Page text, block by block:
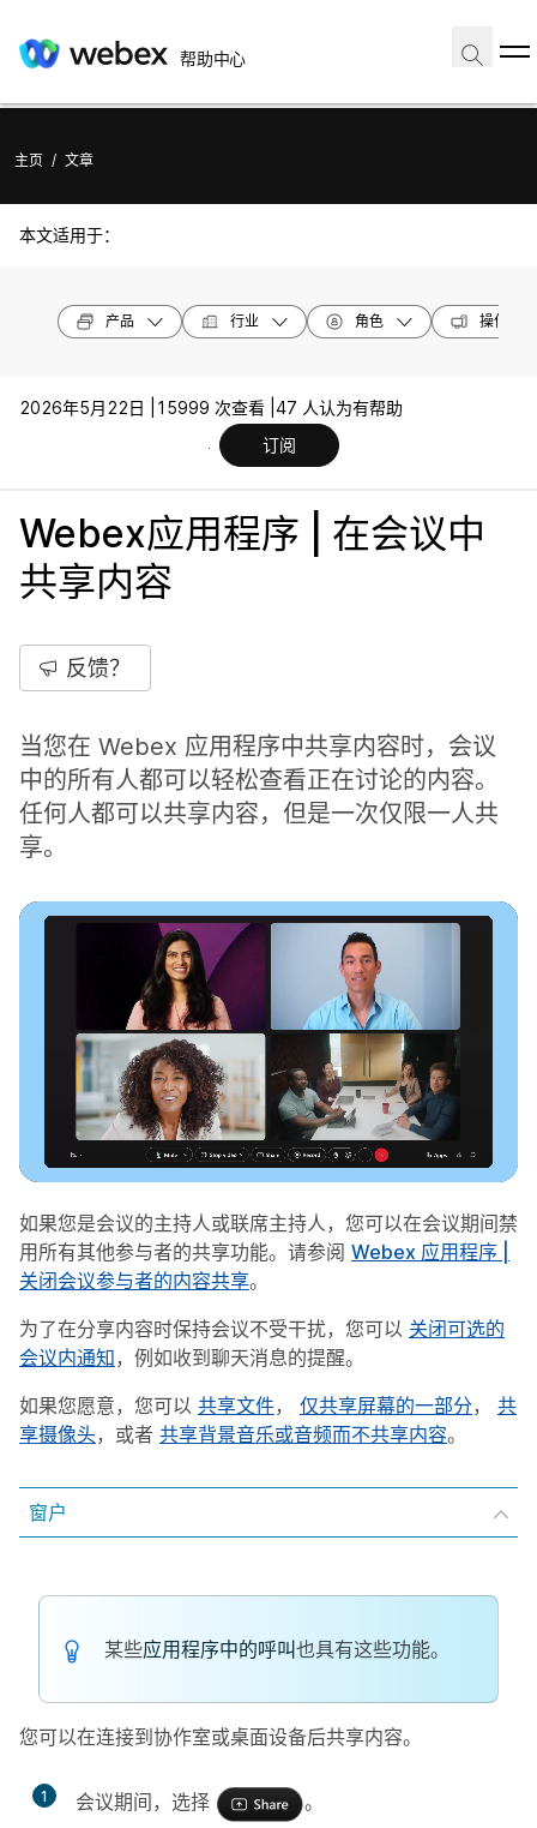
帮助中心
主页 / 文章
本文适用于：
产品 行业 角色 操作系统
2026年5月22日 | 15999 次查看 | 47 人认为有帮助
订阅
Webex应用程序 | 在会议中
共享内容
反馈？
当您在 Webex 应用程序中共享内容时，会议
中的所有人都可以轻松查看正在讨论的内容。
任何人都可以共享内容，但是一次仅限一人共
享。
如果您是会议的主持人或联席主持人，您可以在会议期间禁
用所有其他参与者的共享功能。请参阅 Webex 应用程序 |
关闭会议参与者的内容共享。
为了在分享内容时保持会议不受干扰，您可以 关闭可选的
会议内通知，例如收到聊天消息的提醒。
如果您愿意，您可以 共享文件， 仅共享屏幕的一部分， 共
享摄像头，或者 共享背景音乐或音频而不共享内容。
窗户
某些应用程序中的呼叫也具有这些功能。
您可以在连接到协作室或桌面设备后共享内容。
1 会议期间，选择 。